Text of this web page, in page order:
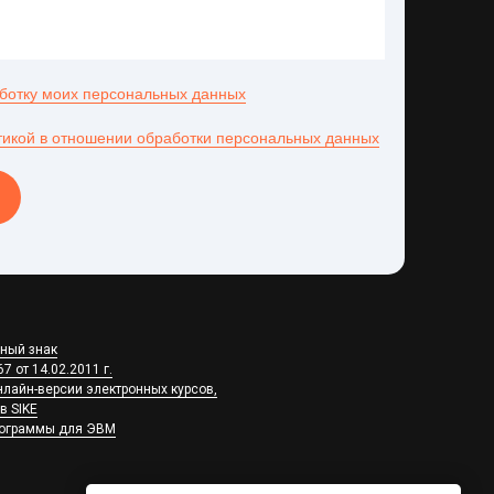
знак
от 14.02.2011 г.
версии электронных курсов,
SIKE
для ЭВМ
моих персональных данных
в отношении обработки персональных данных